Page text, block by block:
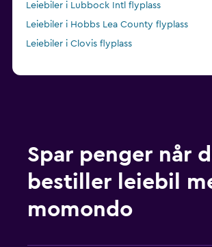
Leiebiler i Lubbock Intl flyplass
Leiebiler i Hobbs Lea County flyplass
Leiebiler i Clovis flyplass
Spar penger når
bestiller leiebil
momondo